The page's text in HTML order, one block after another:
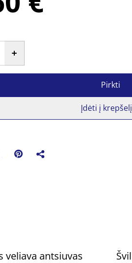
Pirkti
Įdėti į krepšelį
veliava antsiuvas